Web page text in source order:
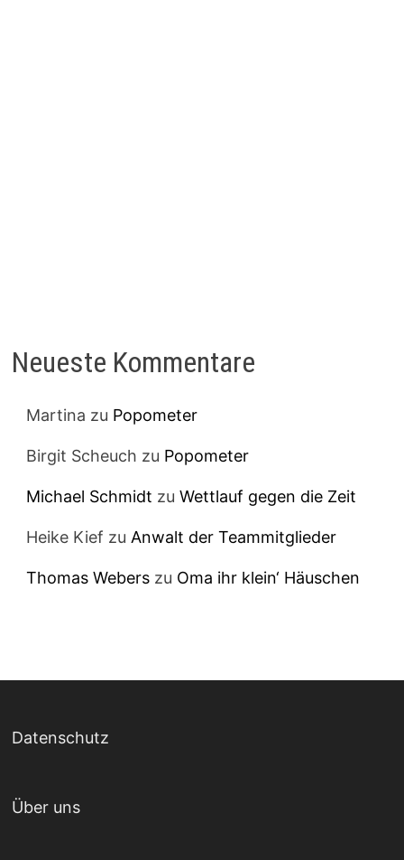
Neueste Kommentare
Martina zu Popometer
Birgit Scheuch zu Popometer
Michael Schmidt zuWettlauf gegen die Zeit
Heike Kief zuAnwalt der Teammitglieder
Thomas Webers zu Oma ihr klein‘ Häuschen
Datenschutz
Über uns